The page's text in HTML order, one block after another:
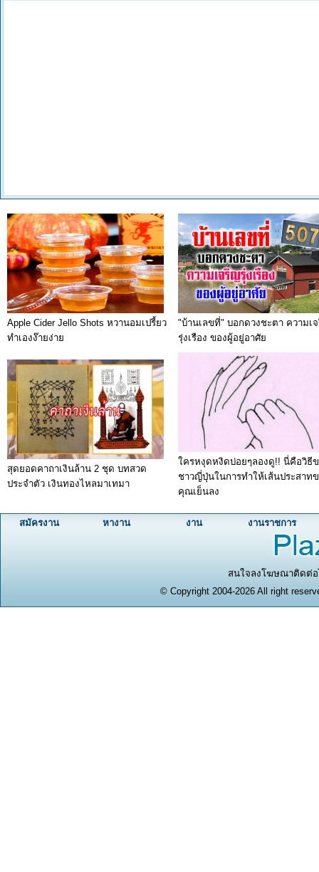
Apple Cider Jello Shots หวานอมเปรี้ยว
ทำเองง๊ายง่าย
"บ้านเลขที่" บอกดวงชะตา ความเ
รุ่งเรือง ของผู้อยู่อาศัย
สุดยอดคาถาเงินล้าน 2 ชุด บทสวด
ประจำตัว เงินทองไหลมาเทมา
ใครหงุดหงิดบ่อยๆลองดู!! นี่คือวิธี
ชาวญี่ปุ่นในการทำให้เส้นประสาท
คุณเย็นลง
สมัครงาน หางาน งาน งานราชการ
สนใจลงโฆษณาติดต่อ
© Copyright 2004-2026 All right